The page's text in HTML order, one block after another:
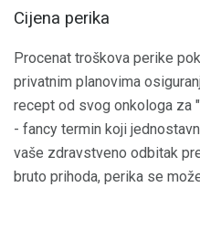
Cijena perika
Procenat troškova perike
privatnim planovima
recept od svog onkologa za
- fancy termin koji
vaše zdravstveno odbitak
bruto prihoda, perika se